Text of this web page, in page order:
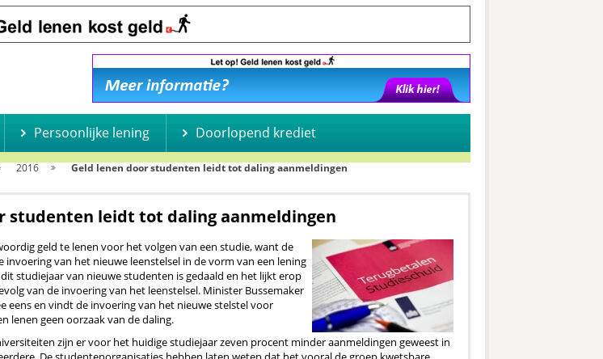
Persoonlijke lening Doorlopend krediet
2016 Geld lenen door studenten leidt tot daling aanmeldingen
studenten leidt tot daling aanmeldingen
geld te lenen voor het volgen van een studie, want de
invoering van het nieuwe leenstelsel in de vorm van een lening
studiejaar van nieuwe studenten is gedaald en het lijkt erop
van de invoering van het leenstelsel. Minister Bussemaker
eens en vindt de invoering van het nieuwe stelstel voor
lenen geen oorzaak van de daling.
zijn er voor het huidige studiejaar zeven procent minder aanmeldingen geweest in